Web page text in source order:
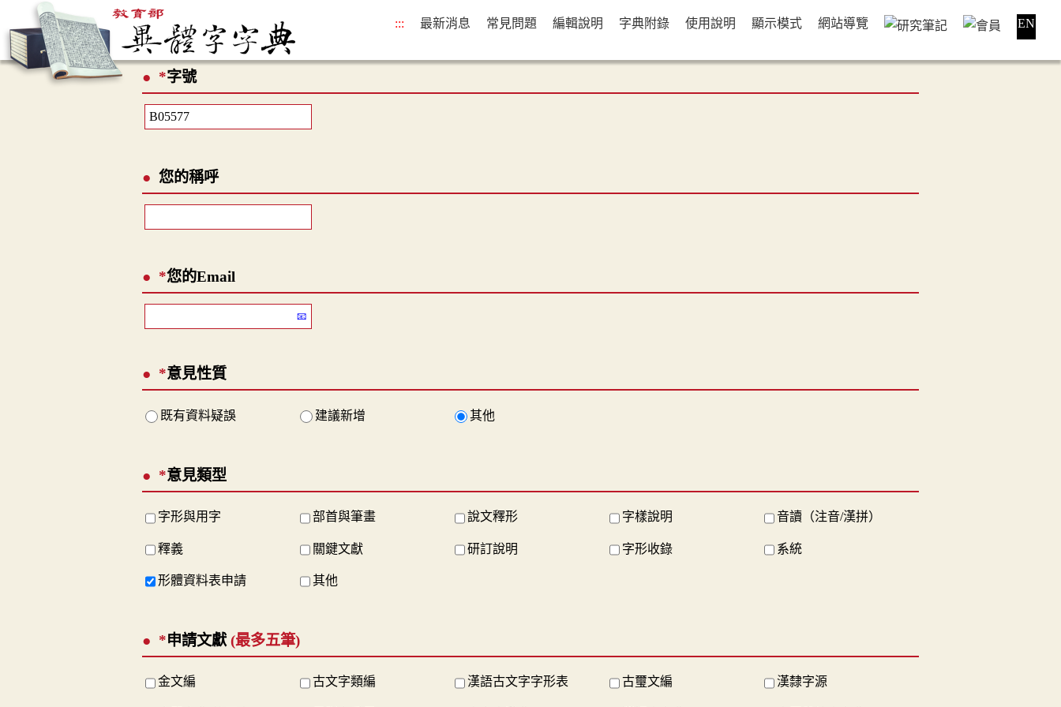
::: 最新消息 常見問題 編輯說明 字典附錄 使用說明 顯示模式 網站導覽 EN
*字號
您的稱呼
*您的Email
*意見性質
既有資料疑誤 建議新增 其他
*意見類型
字形與用字 部首與筆畫 說文釋形 字樣說明 音讀（注音/漢拼）
釋義 關鍵文獻 研訂說明 字形收錄 系統
形體資料表申請 其他
*申請文獻 (最多五筆)
金文編 古文字類編 漢語古文字字形表 古璽文編 漢隸字源